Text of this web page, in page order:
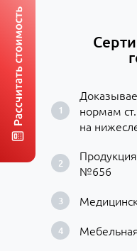
нормам
на
№656